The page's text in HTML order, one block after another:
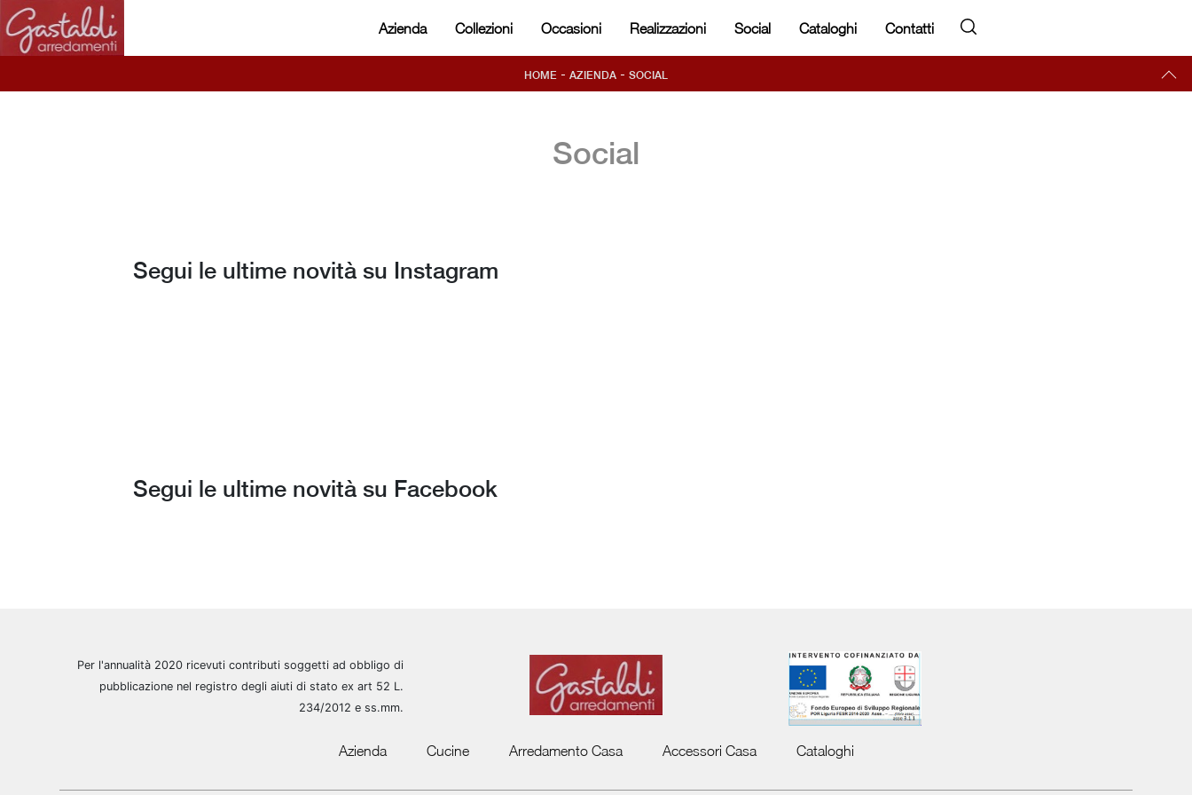
Azienda Collezioni Occasioni Realizzazioni Social Cataloghi Contatti
HOME - AZIENDA - SOCIAL
Social
Segui le ultime novità su Instagram
Segui le ultime novità su Facebook
Per l'annualità 2020 ricevuti contributi soggetti ad obbligo di
pubblicazione nel registro degli aiuti di stato ex art 52 L.
234/2012 e ss.mm.
Azienda Cucine Arredamento Casa Accessori Casa Cataloghi